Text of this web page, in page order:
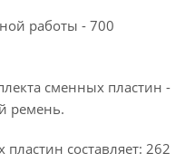
работы - 700
сменных пластин -
ремень.
составляет: 262